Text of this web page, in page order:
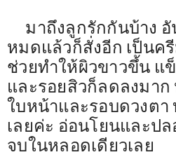
มาถึงลูกรักกันบ้าง อั
หมดแล้วก็สั่งอีก เป็นค
ช่วยทำให้ผิวขาวขึ้น แ
และรอยสิวก็ลดลงมาก
ใบหน้าและรอบดวงตา
เลยค่ะ อ่อนโยนและป
จบในหลอดเดียวเลย